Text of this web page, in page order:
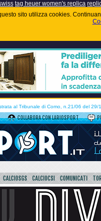
tag heuer women's replica
sito utilizza cookies.
al Tribunale di Como, n.21/06 del 29/
COLLABORA CON LARIOSPORT
CALCIOSGS CALCIOCSI COMUNICATI